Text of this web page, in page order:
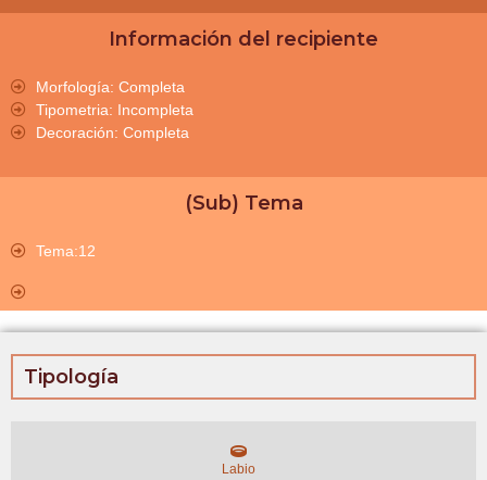
Información del recipiente
Morfología: Completa
Tipometria: Incompleta
Decoración: Completa
(Sub) Tema
Tema:12
Tipología
Labio